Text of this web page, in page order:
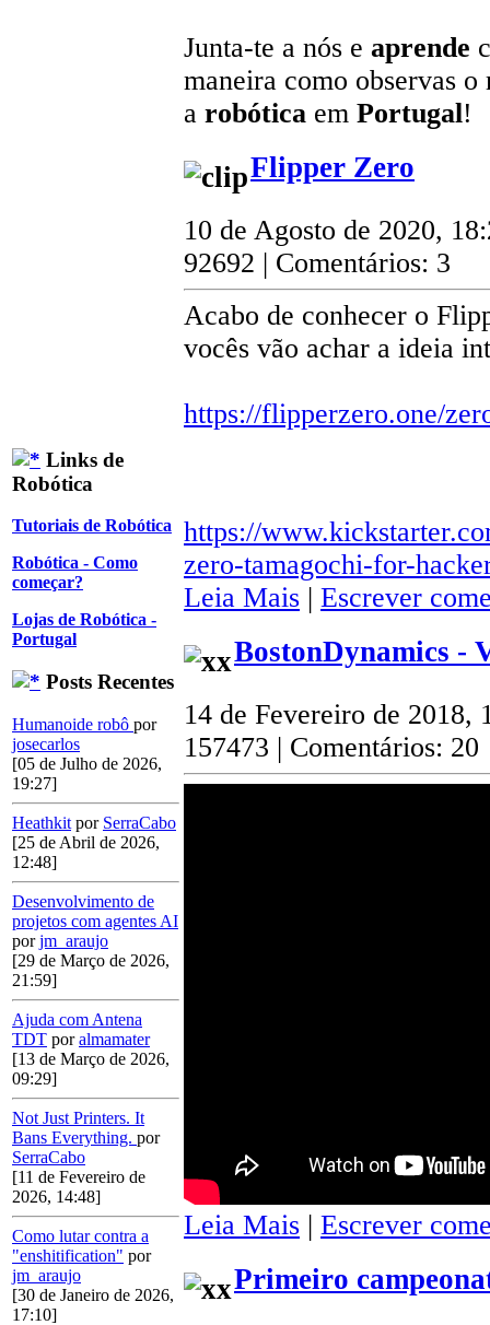
Links de
Robótica
Tutoriais de Robótica
Robótica - Como
começar?
Lojas de Robótica -
Portugal
Posts Recentes
Humanoide robô por
josecarlos
[05 de Julho de 2026,
19:27]
Heathkit por SerraCabo
[25 de Abril de 2026,
12:48]
Desenvolvimento de
projetos com agentes AI
porjm_araujo
[29 de Março de 2026,
21:59]
Ajuda com Antena
TDT poralmamater
[13 de Março de 2026,
09:29]
Not Just Printers. It
Bans Everything. por
SerraCabo
[11 de Fevereiro de
2026, 14:48]
Como lutar contra a
"enshitification" por
jm_araujo
[30 de Janeiro de 2026,
17:10]
Junta-te a nós e aprende
maneira como observas
a robótica em Portugal!
Flipper Zero
10 de Agosto de 2020,
92692 | Comentários: 3
Acabo de conhecer o
vocês vão achar a ideia
https://flipperzero.one/
https://
zero-tamagochi-for-
Leia Mais | Escrever
BostonDynamics -
14 de Fevereiro de 2018,
157473 | Comentários: 20
Leia Mais | Escrever
Primeiro